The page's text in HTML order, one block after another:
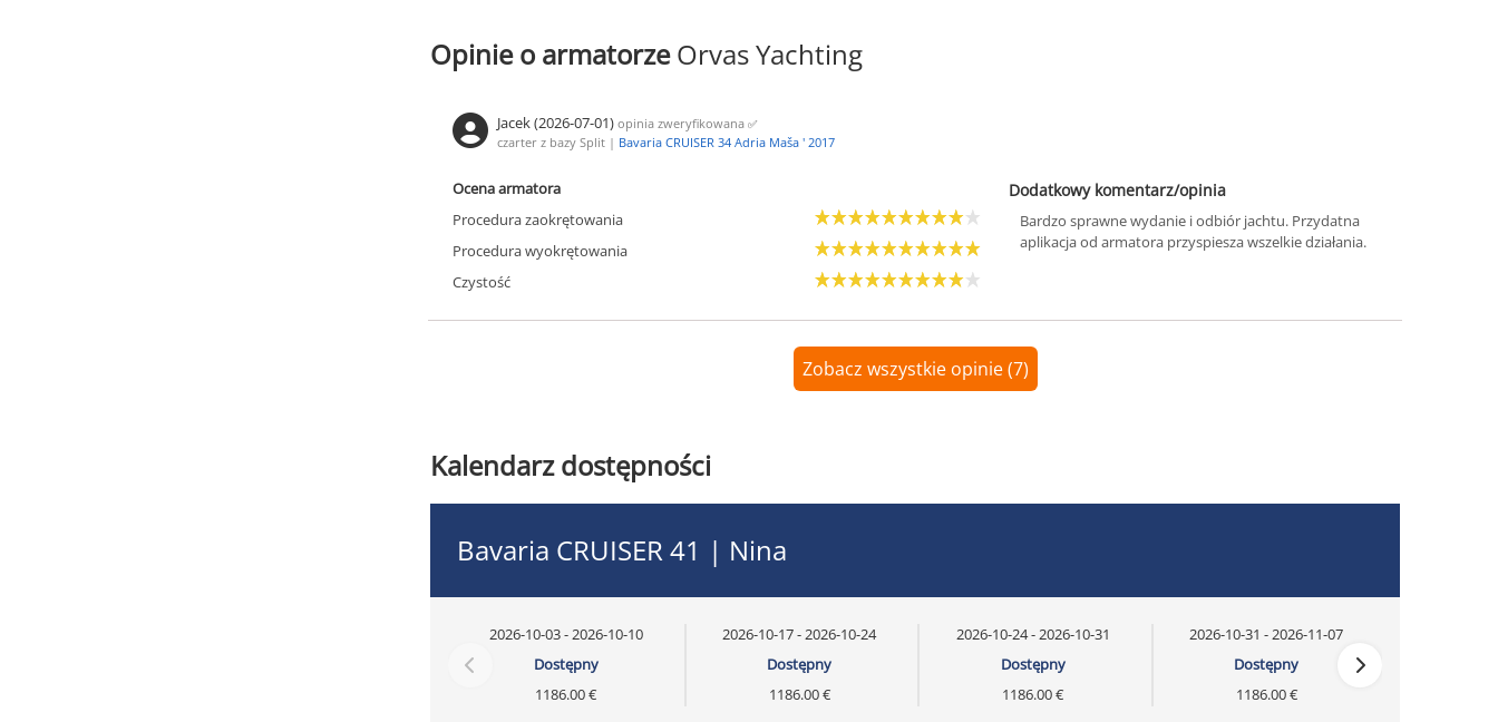
Opinie o armatorzeOrvas Yachting
Jacek (2026-07-01) opinia zweryfikowana ✅
czarter z bazy Split | Bavaria CRUISER 34 Adria Maša ' 2017
Ocena armatora
Procedura zaokrętowania
Procedura wyokrętowania
Czystość
Dodatkowy komentarz/opinia
Bardzo sprawne wydanie i odbiór jachtu. Przydatna
aplikacja od armatora przyspiesza wszelkie działania.
Zobacz wszystkie opinie (7)
Kalendarz dostępności
Bavaria CRUISER 41 | Nina
2026-10-03 - 2026-10-10
Dostępny
1186.00 €
2026-10-17 - 2026-10-24
Dostępny
1186.00 €
2026-10-24 - 2026-10-31
Dostępny
1186.00 €
2026-10-31 - 2026-11-07
Dostępny
1186.00 €